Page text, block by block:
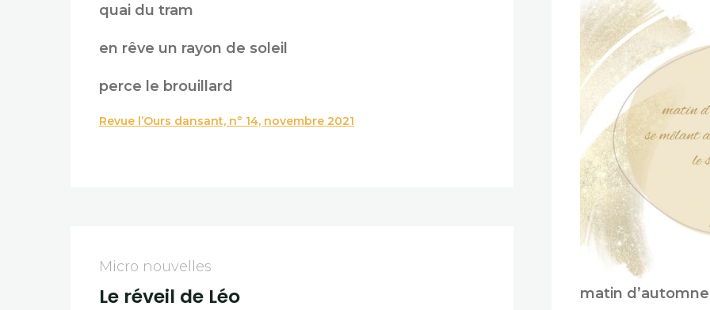
quai du tram
en rêve un rayon de soleil
perce le brouillard
Revue l’Ours dansant, n° 14, novembre 2021
matin d’automne
Micro nouvelles
Le réveil de Léo